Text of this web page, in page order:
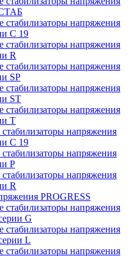
стабилизаторы напряжения
C 19
стабилизаторы напряжения
R
стабилизаторы напряжения
SP
стабилизаторы напряжения
ST
стабилизаторы напряжения
T
напряжения
C 19
напряжения
P
напряжения
R
PROGRESS
стабилизаторы напряжения
G
стабилизаторы напряжения
L
стабилизаторы напряжения